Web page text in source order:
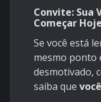
Convite: Sua
Começar Hoje
Se você está
mesmo ponto
desmotivado,
saiba que